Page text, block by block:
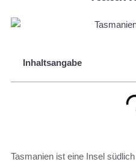
Inhaltsangabe
Tasmanien ist eine Insel